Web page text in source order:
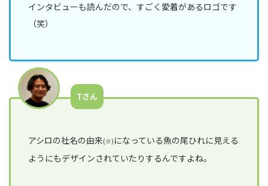
インタビューも読んだので、すごく愛着があるロゴです
（笑）
Tさん
アシロの社名の由来(※) になっている魚の尾ひれに見える
ようにもデザインされていたりするんですよね。